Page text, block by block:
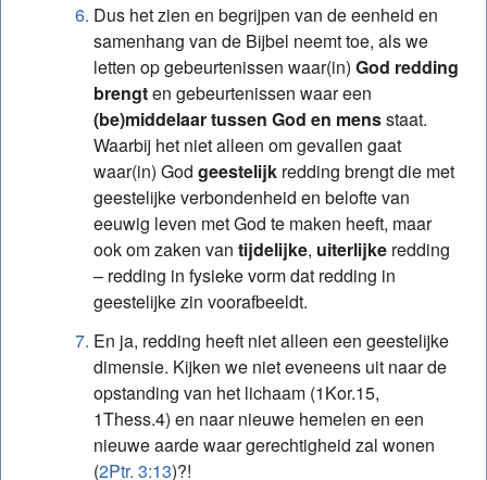
Dus het zien en begrijpen van de eenheid en
samenhang van de Bijbel neemt toe, als we
letten op gebeurtenissen waar(in) God redding
brengten gebeurtenissen waar een
(be)middelaar tussen God en mensstaat.
Waarbij het niet alleen om gevallen gaat
waar(in) God geestelijk redding brengt die met
geestelijke verbondenheid en belofte van
eeuwig leven met God te maken heeft, maar
ook om zaken van tijdelijke, uiterlijke redding
– redding in fysieke vorm dat redding in
geestelijke zin voorafbeeldt.
En ja, redding heeft niet alleen een geestelijke
dimensie. Kijken we niet eveneens uit naar de
opstanding van het lichaam (1Kor.15,
1Thess.4) en naar nieuwe hemelen en een
nieuwe aarde waar gerechtigheid zal wonen
(2Ptr. 3:13)?!